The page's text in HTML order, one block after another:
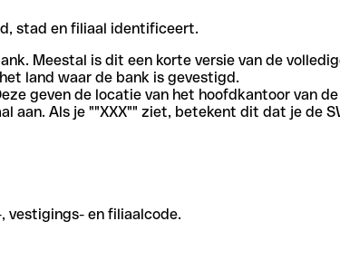
stad en filiaal identificeert.
Meestal is dit een korte versie van de
land waar de bank is gevestigd.
geven de locatie van het hoofdkantoor van de
aan. Als je ""XXX"" ziet, betekent dit dat je de
vestigings- en filiaalcode.